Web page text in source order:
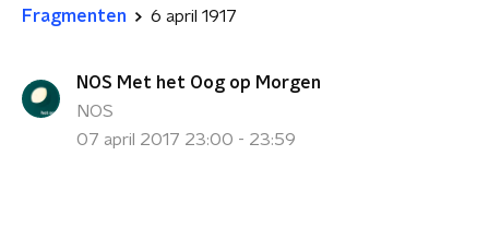
Fragmenten 6 april 1917
NOS Met het Oog op Morgen
NOS
07 april 2017 23:00 - 23:59